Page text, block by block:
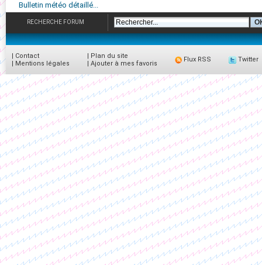
Bulletin météo détaillé...
RECHERCHE FORUM
| Contact
| Mentions légales
| Plan du site
| Ajouter à mes favoris
Flux RSS Twitter